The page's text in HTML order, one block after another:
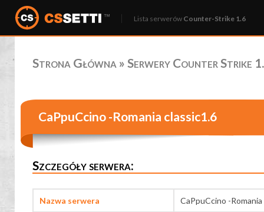
Lista serwerów Counter-Strike 1.6
Strona Główna » Serwery Counter Strike
CaPpuCcino -Romania classic1.6
Szczegóły serwera:
Nazwa serwera CaPpuCcino -